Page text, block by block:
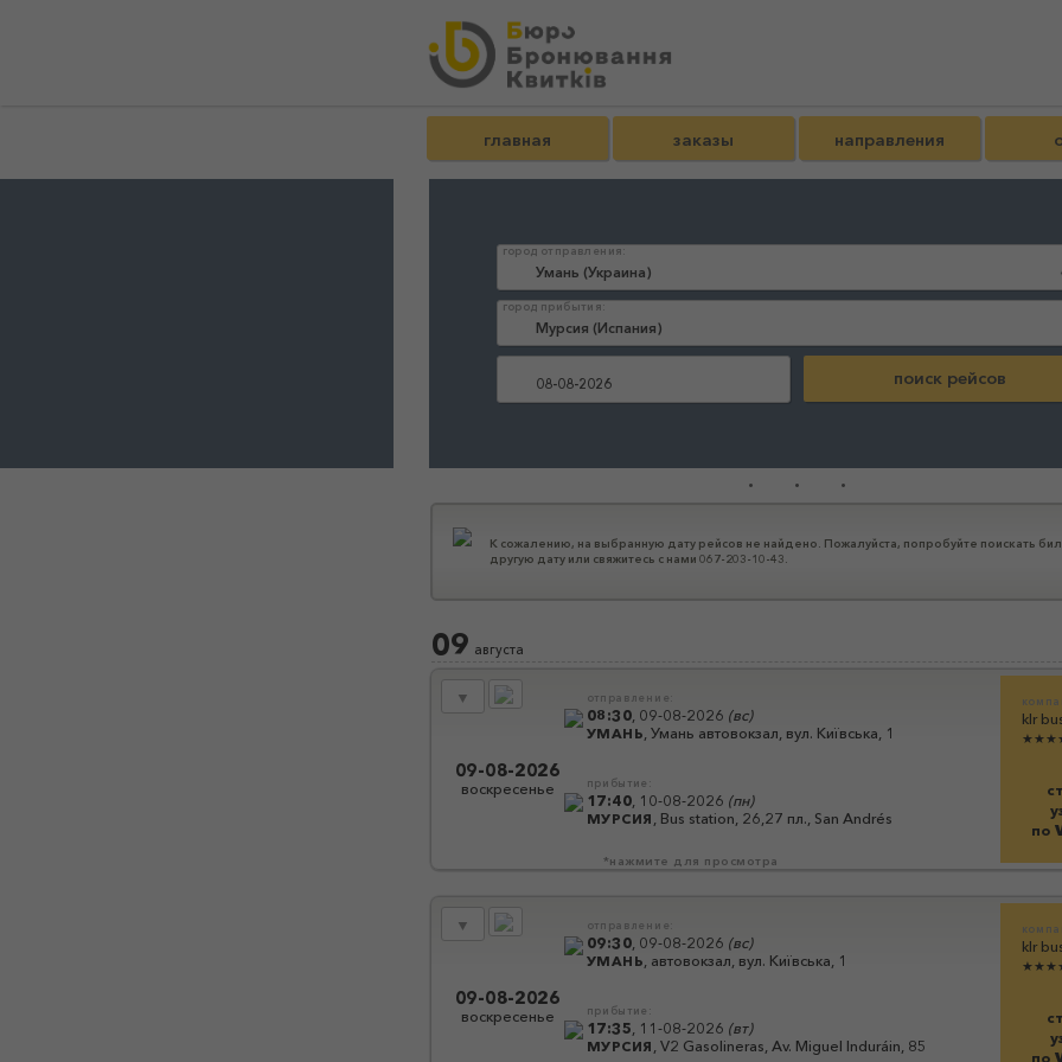
главная заказы направления
город отправления:
город прибытия:
...
К сожалению, на выбранную дату рейсов не найдено. Пожалуйста, попробуйте поискать
другую дату или свяжитесь с нами 067-203-10-43.
09 августа
▼
*нажмите для просмотра
09-08-2026
воскресенье
отправление:
08:30, 09-08-2026 (вс)
УМАНЬ, Умань автовокзал, вул. Київська, 1
прибытие:
17:40 10-08-2026 (пн)
МУРСИЯ Bus station, 26,27 пл., San Andrés
klr
по
▼
09-08-2026
воскресенье
отправление:
09:30, 09-08-2026 (вс)
УМАНЬ, автовокзал, вул. Київська, 1
прибытие:
17:35 11-08-2026 (вт)
МУРСИЯ V2 Gasolineras, Av. Miguel Induráin, 85
klr
по